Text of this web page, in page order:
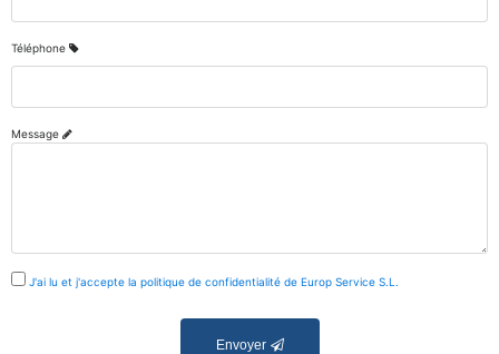
Téléphone
Message
J'ai lu et j'accepte la politique de confidentialité de Europ Service S.L.
Envoyer